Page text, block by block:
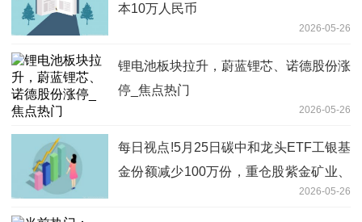
本10万人民币
2026-05-26
锂电池板块拉升，蔚蓝锂芯、诺德股份涨
停_焦点热门
2026-05-26
每日视点!5月25日碳中和龙头ETF工银基
金份额减少100万份，重仓股紫金矿业、
2026-05-26